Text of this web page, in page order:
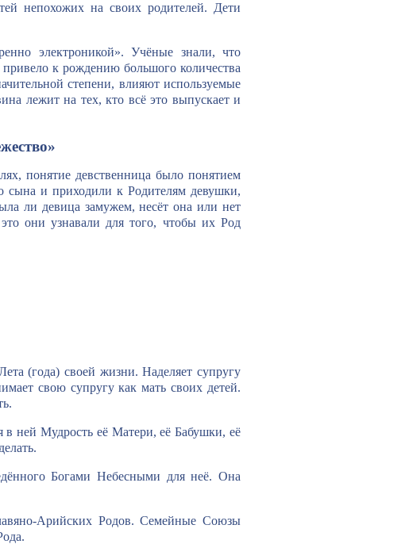
непохожих на своих родителей. Дети
электроникой». Учёные знали, что
к рождению большого количества
степени, влияют используемые
лежит на тех, кто всё это выпускает и
понятие девственница было понятием
сына и приходили к Родителям девушки,
ли девица замужем, несёт она или нет
они узнавали для того, чтобы их Род
(года) своей жизни. Наделяет супругу
свою супругу как мать своих детей.
ней Мудрость её Матери, её Бабушки, её
Богами Небесными для неё. Она
Арийских Родов. Семейные Союзы